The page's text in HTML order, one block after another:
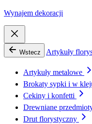
Wynajem dekoracji
Wstecz Artykuły
Artykuły metalowe
Brokaty sypki i w
Cekiny i konfetti
Drewniane
Drut florystyczny